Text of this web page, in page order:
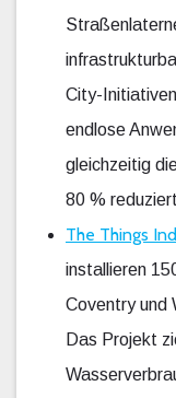
City-
endlose
gleichzeitig
80 %
The Things
installieren
Coventry und
Das Projekt